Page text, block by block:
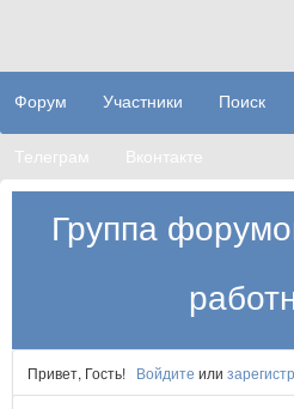
Группа
Форум Участники Поиск
Телеграм Вконтакте
Привет, Гость! Войдите или